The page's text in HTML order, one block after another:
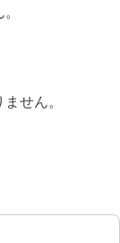
せん。